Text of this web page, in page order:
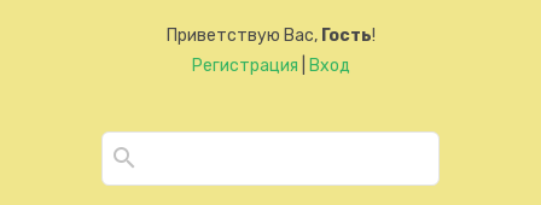
Приветствую Вас, Гость!
Регистрация
Вход